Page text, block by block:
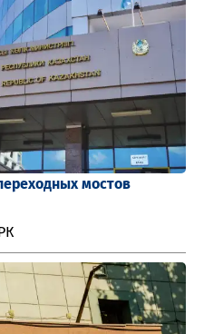
мостов